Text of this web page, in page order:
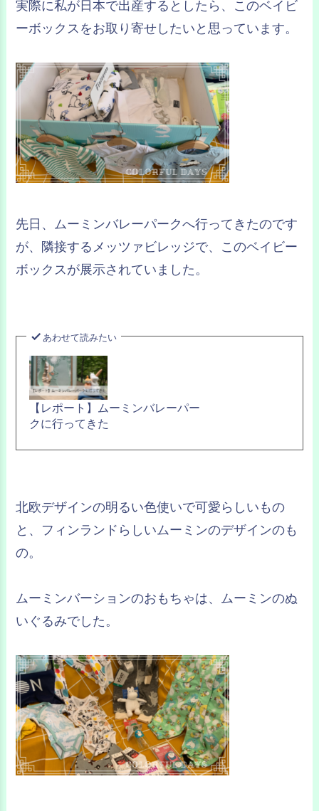
実際に私が日本で出産するとしたら、このベイビ
ーボックスをお取り寄せしたいと思っています。
先日、ムーミンバレーパークへ行ってきたのです
が、隣接するメッツァビレッジで、このベイビー
ボックスが展示されていました。
あわせて読みたい
【レポート】ムーミンバレーパー
クに行ってきた
北欧デザインの明るい色使いで可愛らしいもの
と、フィンランドらしいムーミンのデザインのも
の。
ムーミンバーションのおもちゃは、ムーミンのぬ
いぐるみでした。